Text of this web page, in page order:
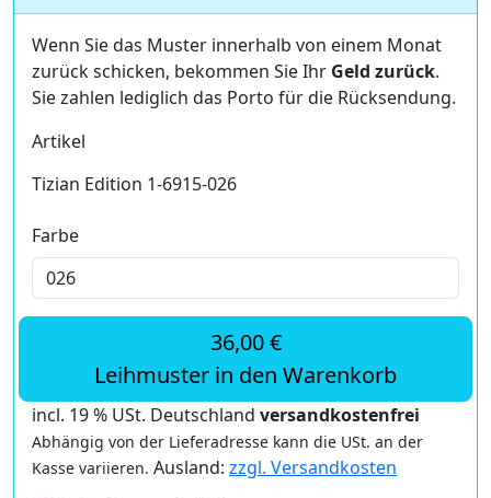
Wenn Sie das Muster innerhalb von einem Monat
zurück schicken, bekommen Sie Ihr Geld zurück.
Sie zahlen lediglich das Porto für die Rücksendung.
Artikel
Tizian Edition 1-6915-026
Farbe
36,00 €
Leihmuster in den Warenkorb
incl. 19 % USt. Deutschland versandkostenfrei
Abhängig von der Lieferadresse kann die USt. an der
Kasse variieren. Ausland: zzgl. Versandkosten